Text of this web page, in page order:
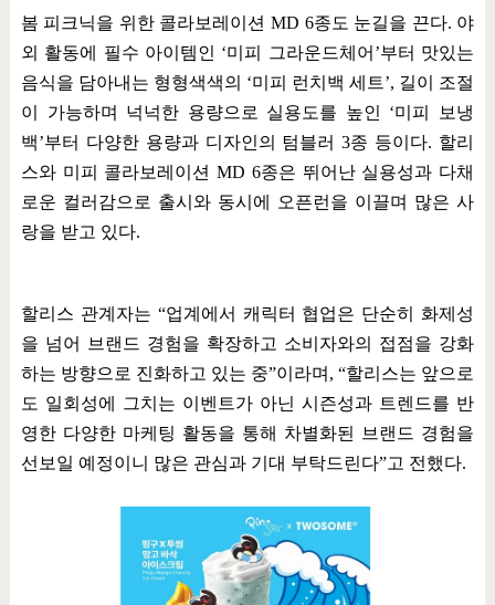
봄 피크닉을 위한 콜라보레이션 MD 6종도 눈길을 끈다. 야
외 활동에 필수 아이템인 ‘미피 그라운드체어 ’부터 맛있는
음식을 담아내는 형형색색의 ‘미피 런치백 세트’, 길이 조절
이 가능하며 넉넉한 용량으로 실용도를 높인 ‘미피 보냉
백’부터 다양한 용량과 디자인의 텀블러3종 등이다. 할리
스와 미피 콜라보레이션MD 6종은 뛰어난 실용성과 다채
로운 컬러감으로 출시와 동시에 오픈런을 이끌며 많은 사
랑을 받고 있다.
할리스 관계자는 “업계에서 캐릭터 협업은 단순히 화제성
을 넘어 브랜드 경험을 확장하고 소비자와의 접점을 강화
하는 방향으로 진화하고 있는 중”이라며 , “할리스는 앞으로
도 일회성에 그치는 이벤트가 아닌 시즌성과 트렌드를 반
영한 다양한 마케팅 활동을 통해 차별화된 브랜드 경험을
선보일 예정이니 많은 관심과 기대 부탁드린다”고 전했다.